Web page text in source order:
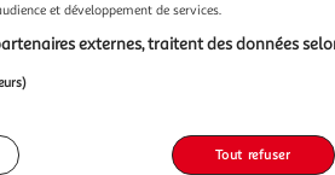
et développement de services.
externes, traitent des données
Tout refuser